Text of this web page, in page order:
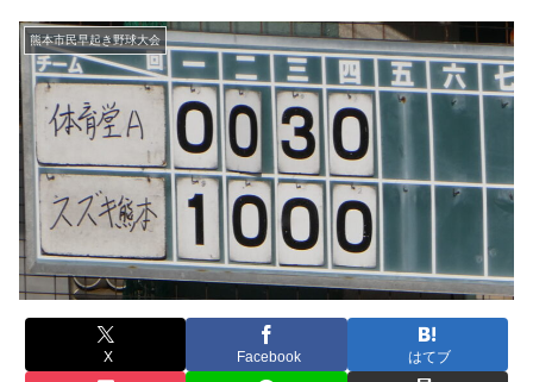
熊本市民早起き野球大会
X Facebook はてブ